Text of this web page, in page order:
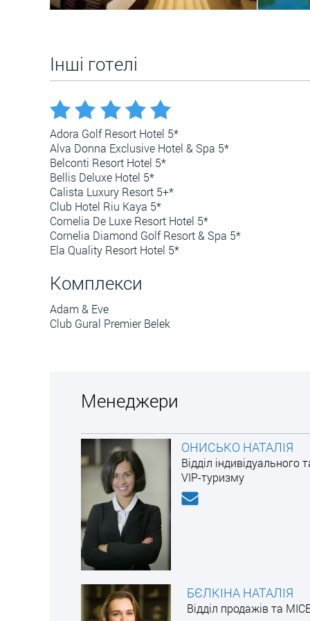
Інші готелі
Adora Golf Resort Hotel 5*
Alva Donna Exclusive Hotel & Spa 5*
Belconti Resort Hotel 5*
Bellis Deluxe Hotel 5*
Calista Luxury Resort 5+*
Club Hotel Riu Kaya 5*
Cornelia De Luxe Resort Hotel 5*
Cornelia Diamond Golf Resort & Spa 5*
Ela Quality Resort Hotel 5*
Комплекси
Adam & Eve
Club Gural Premier Belek
Менеджери
ОНИСЬКО НАТАЛІЯ
Відділ індивідуального
VIP-туризму
БЄЛКІНА НАТАЛІЯ
Відділ продажів та